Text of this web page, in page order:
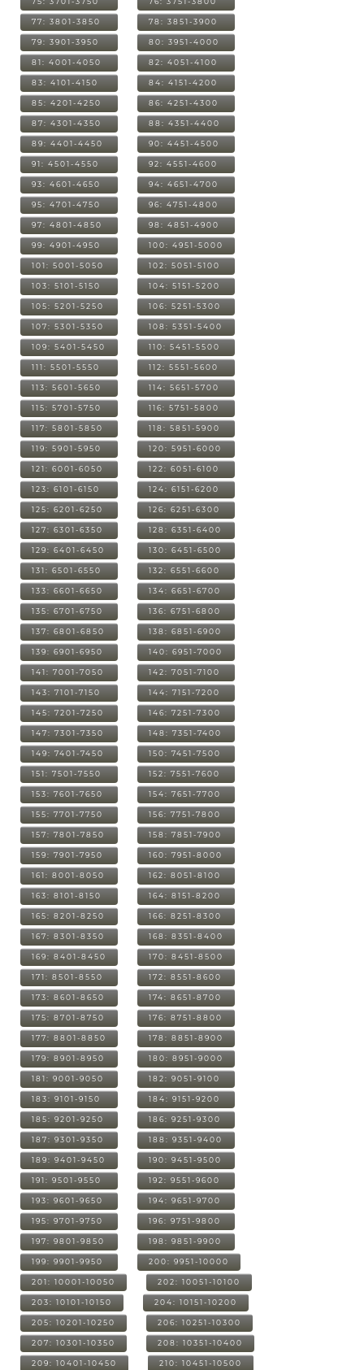
77: 3801-3850 78: 3851-3900
79: 3901-3950 80: 3951-4000
81: 4001-4050 82: 4051-4100
83: 4101-4150 84: 4151-4200
85: 4201-4250 86: 4251-4300
87: 4301-4350 88: 4351-4400
89: 4401-4450 90: 4451-4500
91: 4501-4550 92: 4551-4600
93: 4601-4650 94: 4651-4700
95: 4701-4750 96: 4751-4800
97: 4801-4850 98: 4851-4900
99: 4901-4950 100: 4951-5000
101: 5001-5050 102: 5051-5100
103: 5101-5150 104: 5151-5200
105: 5201-5250 106: 5251-5300
107: 5301-5350 108: 5351-5400
109: 5401-5450 110: 5451-5500
111: 5501-5550 112: 5551-5600
113: 5601-5650 114: 5651-5700
115: 5701-5750 116: 5751-5800
117: 5801-5850 118: 5851-5900
119: 5901-5950 120: 5951-6000
121: 6001-6050 122: 6051-6100
123: 6101-6150 124: 6151-6200
125: 6201-6250 126: 6251-6300
127: 6301-6350 128: 6351-6400
129: 6401-6450 130: 6451-6500
131: 6501-6550 132: 6551-6600
133: 6601-6650 134: 6651-6700
135: 6701-6750 136: 6751-6800
137: 6801-6850 138: 6851-6900
139: 6901-6950 140: 6951-7000
141: 7001-7050 142: 7051-7100
143: 7101-7150 144: 7151-7200
145: 7201-7250 146: 7251-7300
147: 7301-7350 148: 7351-7400
149: 7401-7450 150: 7451-7500
151: 7501-7550 152: 7551-7600
153: 7601-7650 154: 7651-7700
155: 7701-7750 156: 7751-7800
157: 7801-7850 158: 7851-7900
159: 7901-7950 160: 7951-8000
161: 8001-8050 162: 8051-8100
163: 8101-8150 164: 8151-8200
165: 8201-8250 166: 8251-8300
167: 8301-8350 168: 8351-8400
169: 8401-8450 170: 8451-8500
171: 8501-8550 172: 8551-8600
173: 8601-8650 174: 8651-8700
175: 8701-8750 176: 8751-8800
177: 8801-8850 178: 8851-8900
179: 8901-8950 180: 8951-9000
181: 9001-9050 182: 9051-9100
183: 9101-9150 184: 9151-9200
185: 9201-9250 186: 9251-9300
187: 9301-9350 188: 9351-9400
189: 9401-9450 190: 9451-9500
191: 9501-9550 192: 9551-9600
193: 9601-9650 194: 9651-9700
195: 9701-9750 196: 9751-9800
197: 9801-9850 198: 9851-9900
199: 9901-9950 200: 9951-10000
201: 10001-10050 202: 10051-10100
203: 10101-10150 204: 10151-10200
205: 10201-10250 206: 10251-10300
207: 10301-10350 208: 10351-10400
209: 10401-10450 210: 10451-10500